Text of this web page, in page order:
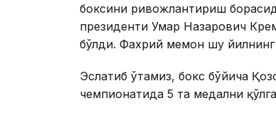
боксини ривожлантириш
президенти Умар Назарович
бўлди. Фахрий меҳмон шу
Эслатиб ўтамиз, бокс бўйича
чемпионатида 5 та медални